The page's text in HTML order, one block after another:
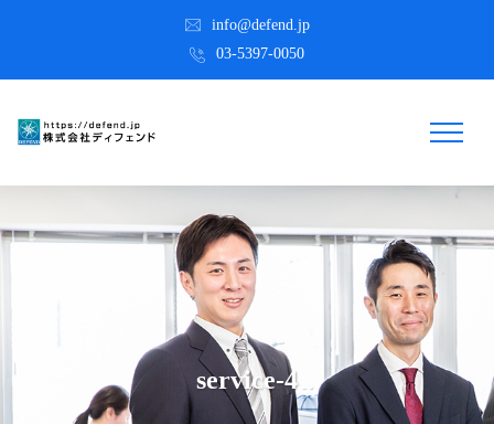
info@defend.jp
03-5397-0050
service-4